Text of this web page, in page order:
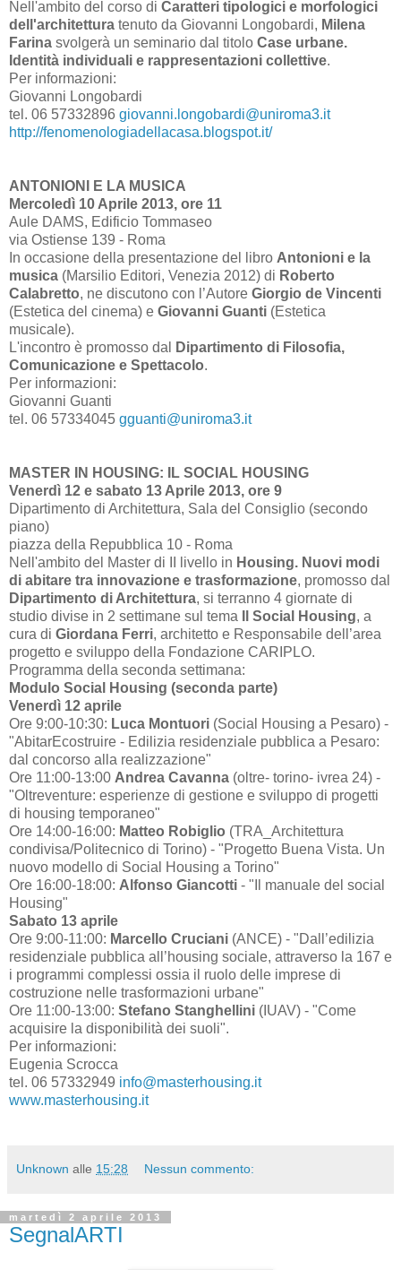
Nell'ambito del corso di Caratteri tipologici e morfologici
dell'architettura tenuto da Giovanni Longobardi, Milena
Farina svolgerà un seminario dal titolo Case urbane.
Identità individuali e rappresentazioni collettive.
Per informazioni:
Giovanni Longobardi
tel. 06 57332896 giovanni.longobardi@uniroma3.it
http://fenomenologiadellacasa.blogspot.it/
ANTONIONI E LA MUSICA
Mercoledì 10 Aprile 2013, ore 11
Aule DAMS, Edificio Tommaseo
via Ostiense 139 - Roma
In occasione della presentazione del libro Antonioni e la
musica (Marsilio Editori, Venezia 2012) di Roberto
Calabretto, ne discutono con l’Autore Giorgio de Vincenti
(Estetica del cinema) e Giovanni Guanti (Estetica
musicale).
L'incontro è promosso dal
Dipartimento di Filosofia,
Comunicazione e Spettacolo.
Per informazioni:
Giovanni Guanti
tel. 06 57334045 gguanti@uniroma3.it
MASTER IN HOUSING: IL SOCIAL HOUSING
Venerdì 12 e sabato 13 Aprile 2013, ore 9
Dipartimento di Architettura, Sala del Consiglio (secondo
piano)
piazza della Repubblica 10 - Roma
Nell'ambito del Master di II livello in Housing. Nuovi modi
di abitare tra innovazione e trasformazione, promosso dal
Dipartimento di Architettura, si terranno 4 giornate di
studio divise in 2 settimane sul tema
Il Social Housing, a
cura di Giordana Ferri, architetto e Responsabile dell’area
progetto e sviluppo della Fondazione CARIPLO.
Programma della seconda settimana:
Modulo Social Housing (seconda parte)
Venerdì 12 aprile
Ore 9:00-10:30: Luca Montuori (Social Housing a Pesaro) -
"AbitarEcostruire - Edilizia residenziale pubblica a Pesaro:
dal concorso alla realizzazione"
Ore 11:00-13:00 Andrea Cavanna (oltre- torino- ivrea 24) -
"Oltreventure: esperienze di gestione e sviluppo di progetti
di housing temporaneo"
Ore 14:00-16:00: Matteo Robiglio (TRA_Architettura
condivisa/Politecnico di Torino) - "Progetto Buena Vista. Un
nuovo modello di Social Housing a Torino"
Ore 16:00-18:00: Alfonso Giancotti - "Il manuale del social
Housing"
Sabato 13 aprile
Ore 9:00-11:00: Marcello Cruciani (ANCE) - "Dall’edilizia
residenziale pubblica all’housing sociale, attraverso la 167 e
i programmi complessi ossia il ruolo delle imprese di
costruzione nelle trasformazioni urbane"
Ore 11:00-13:00: Stefano Stanghellini (IUAV) - "Come
acquisire la disponibilità dei suoli".
Per informazioni:
Eugenia Scrocca
tel. 06 57332949 info@masterhousing.it
www.masterhousing.it
Unknown alle 15:28 Nessun commento:
martedì 2 aprile 2013
SegnalARTI